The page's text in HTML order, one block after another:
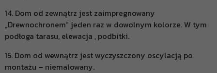
14. Dom od zewnątrz jest zaimpregnowany
„Drewnochronem” jeden raz w dowolnym kolorze. W tym
podłoga tarasu, elewacja , podbitki.
15. Dom od wewnątrz jest wyczyszczony oscylacją po
montażu – niemalowany.